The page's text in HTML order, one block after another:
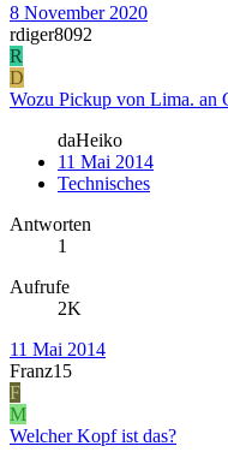
8 November 2020
rdiger8092
R
D
Wozu Pickup von Lima. an
daHeiko
11 Mai 2014
Technisches
Antworten
1
Aufrufe
2K
11 Mai 2014
Franz15
F
M
Welcher Kopf ist das?